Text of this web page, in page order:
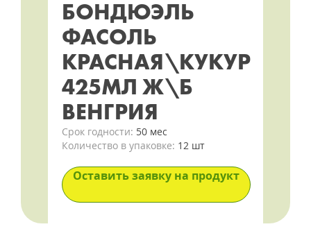
БОНДЮЭЛЬ
ФАСОЛЬ
КРАСНАЯ\КУКУР
425МЛ Ж\Б
ВЕНГРИЯ
Срок годности: 50 мес
Количество в упаковке: 12 шт
Оставить заявку на продукт